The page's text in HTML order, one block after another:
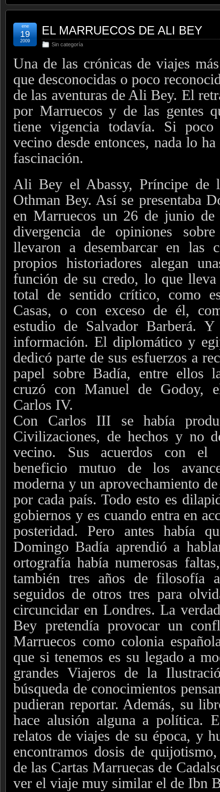
EL MARRUECOS DE ALI BEY
Sin categoría
ene
19
2009
Una de las crónicas de viajes
que desconocidas o poco
de las aventuras de Ali Bey. El
por Marruecos y de las gentes
tiene vigencia todavía. Si
vecino desde entonces, nada lo
fascinación.
Ali Bey el Abassy, Príncipe de
Othman Bey. Así se presentaba
en Marruecos un 26 de junio
divergencia de opiniones
llevaron a desembarcar en las
propios historiadores alegan
función de su credo, lo que lleva
total de sentido crítico, como
Casas, o con exceso de él,
estudio de Salvador Barberá.
información. El diplomático y
dedicó parte de sus esfuerzos a
papel sobre Badía, entre ellos
cruzó con Manuel de Godoy,
Carlos IV.
Con Carlos III se había
Civilizaciones, de hechos y no
vecino. Sus acuerdos con el
beneficio mutuo de los
moderna y un aprovechamiento
por cada país. Todo esto es
gobiernos y es cuando entra en
posteridad. Pero antes había
Domingo Badía aprendió a
ortografía había numerosas
también tres años de filosofía
seguidos de otros tres para
circuncidar en Londres. La
Bey pretendía provocar un
Marruecos como colonia
que si tenemos es su legado a
grandes Viajeros de la
búsqueda de conocimientos
pudieran reportar. Además, su
hace alusión alguna a política.
relatos de viajes de su época, y
encontramos dosis de
de las Cartas Marruecas de
ver el viaje muy similar el de Ibn